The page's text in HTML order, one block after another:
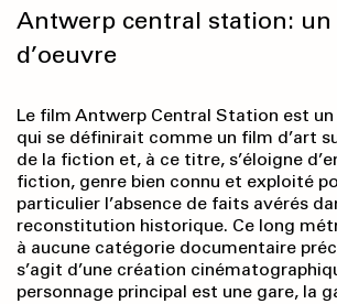
Antwerp central station:
d’oeuvre
Le film Antwerp Central Station est
qui se définirait comme un film d’art
de la fiction et, à ce titre, s’éloigne
fiction, genre bien connu et exploité
particulier l’absence de faits avérés
reconstitution historique. Ce long
à aucune catégorie documentaire
s’agit d’une création
personnage principal est une gare, la